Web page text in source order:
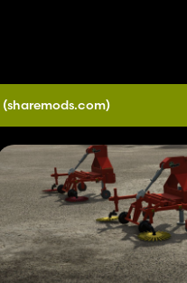
(sharemods.com)